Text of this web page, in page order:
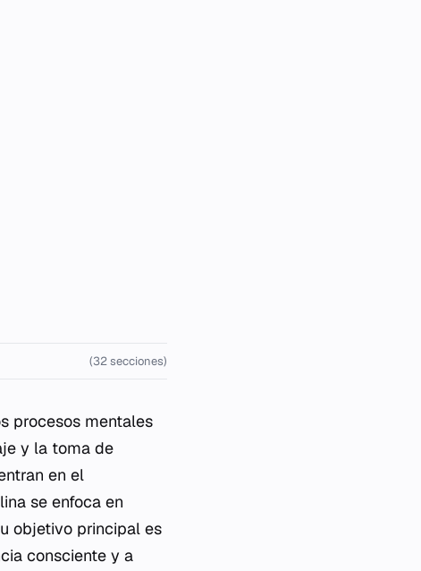
(32 secciones)
procesos mentales
y la toma de
en el
se enfoca en
objetivo principal es
consciente y a